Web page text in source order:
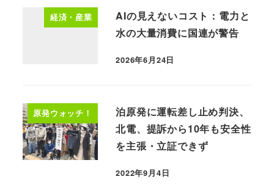
経済・産業
AIの見えないコスト：電力と
水の大量消費に国連が警告
2026年6月24日
原発ウォッチ！
泊原発に運転差し止め判決、
北電、提訴から10年も安全性
を主張・立証できず
2022年9月4日